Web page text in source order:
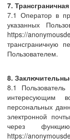
7.
7.1 Оператор в
указанных
https://
трансграничную
Пользователем.
8.
8.1
интересующим
персональных
электронной
через
https://